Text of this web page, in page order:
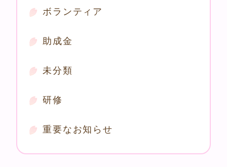
ボランティア
助成金
未分類
研修
重要なお知らせ